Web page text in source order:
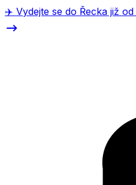
✈️ Vydejte se do Řecka již od